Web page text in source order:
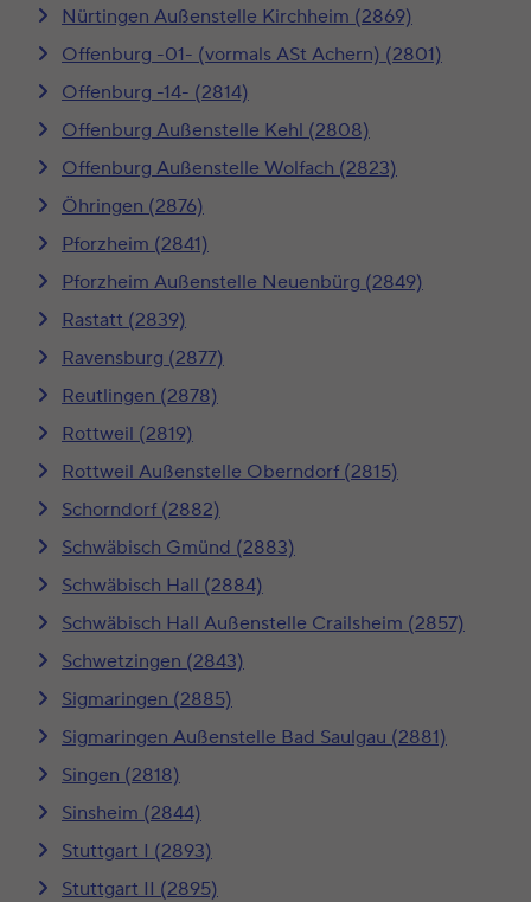
Nürtingen Außenstelle Kirchheim (2869)
Offenburg -01- (vormals ASt Achern) (2801)
Offenburg -14- (2814)
Offenburg Außenstelle Kehl (2808)
Offenburg Außenstelle Wolfach (2823)
Öhringen (2876)
Pforzheim (2841)
Pforzheim Außenstelle Neuenbürg (2849)
Rastatt (2839)
Ravensburg (2877)
Reutlingen (2878)
Rottweil (2819)
Rottweil Außenstelle Oberndorf (2815)
Schorndorf (2882)
Schwäbisch Gmünd (2883)
Schwäbisch Hall (2884)
Schwäbisch Hall Außenstelle Crailsheim (2857)
Schwetzingen (2843)
Sigmaringen (2885)
Sigmaringen Außenstelle Bad Saulgau (2881)
Singen (2818)
Sinsheim (2844)
Stuttgart I (2893)
Stuttgart II (2895)